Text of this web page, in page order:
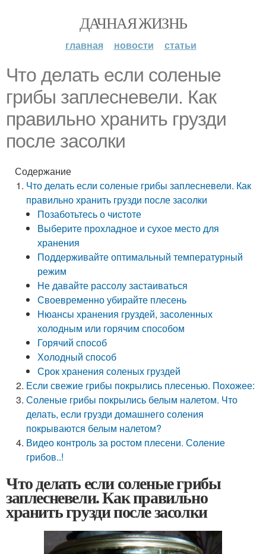
ДАЧНАЯ ЖИЗНЬ
главная новости статьи
Что делать если соленые
грибы заплесневели. Как
правильно хранить грузди
после засолки
Содержание
Что делать если соленые грибы заплесневели. Как
правильно хранить грузди после засолки
Позаботьтесь о чистоте
Выберите прохладное и сухое место для
хранения
Поддерживайте оптимальный температурный
режим
Не давайте рассолу застаиваться
Своевременно убирайте плесень
Нюансы хранения груздей, засоленных
холодным или горячим способом
Горячий способ
Холодный способ
Срок хранения соленых груздей
Если свежие грибы покрылись плесенью. Похожее:
Соленые грибы покрылись белым налетом. Что
делать, если грузди домашнего соления
покрываются белым налетом?
Видео контроль за ростом плесени. Соление
грибов..!
Что делать если соленые грибы
заплесневели. Как правильно
хранить грузди после засолки